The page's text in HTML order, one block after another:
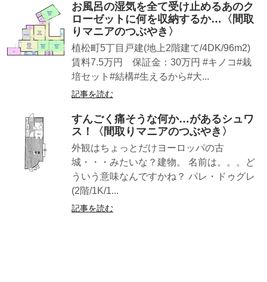
お風呂の湿気を全て受け止めるあのク
ローゼットに何を収納するか…〈間取
りマニアのつぶやき〉
植松町5丁目戸建(地上2階建て/4DK/96m2)
賃料7.5万円 保証金：30万円 #キノコ#栽
培セット#結構#生えるから#大...
記事を読む
すんごく痛そうな何か…があるシュワ
ス！〈間取りマニアのつぶやき〉
外観はちょっとだけヨーロッパの古
城・・・みたいな？建物。 名前は。。。ど
ういう意味なんですかね？ パレ・ドゥグレ
(2階/1K/1...
記事を読む